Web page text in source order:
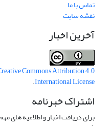
تماس با ما
نقشه سایت
آخرین اخبار
Commons Attribution 4.0
International License
.
اشتراک خبرنامه
برای دریافت اخبار و اطلاعیه